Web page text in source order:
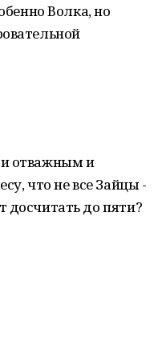
Волка, но
отважным и
что не все Зайцы -
досчитать до пяти?